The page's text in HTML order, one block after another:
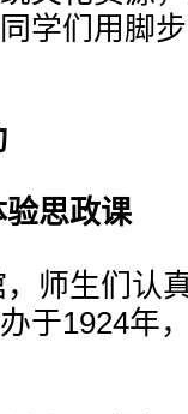
学们用脚
思政课
师生们认
于1924年